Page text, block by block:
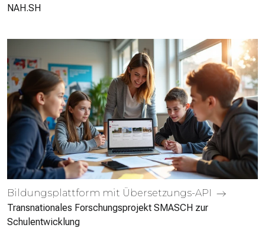
NAH.SH
Bildungs­plattform mit Übersetzungs-API
Transnationales Forschungsprojekt SMASCH zur
Schulentwicklung